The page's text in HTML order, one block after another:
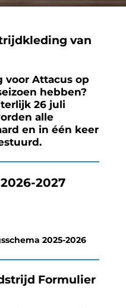
van
voor Attacus op
hebben?
26 juli
alle
en in één keer
2027
2025-2026
Formulier